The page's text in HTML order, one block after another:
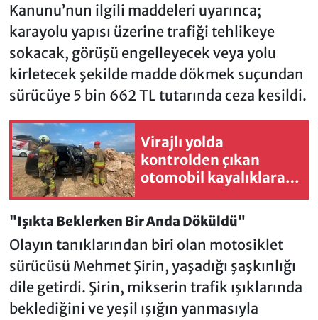
Kanunu’nun ilgili maddeleri uyarınca;
karayolu yapısı üzerine trafiği tehlikeye
sokacak, görüşü engelleyecek veya yolu
kirletecek şekilde madde dökmek suçundan
sürücüye 5 bin 662 TL tutarında ceza kesildi.
Virajlı yolda
kontrolden çıkan
otomobil kayalıklara
çarptı
"Işıkta Beklerken Bir Anda Döküldü"
Olayın tanıklarından biri olan motosiklet
sürücüsü Mehmet Şirin, yaşadığı şaşkınlığı
dile getirdi. Şirin, mikserin trafik ışıklarında
beklediğini ve yeşil ışığın yanmasıyla